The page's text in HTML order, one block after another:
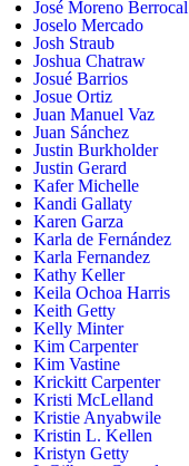
José Moreno Berrocal
Joselo Mercado
Josh Straub
Joshua Chatraw
Josué Barrios
Josue Ortiz
Juan Manuel Vaz
Juan Sánchez
Justin Burkholder
Justin Gerard
Kafer Michelle
Kandi Gallaty
Karen Garza
Karla de Fernández
Karla Fernandez
Kathy Keller
Keila Ochoa Harris
Keith Getty
Kelly Minter
Kim Carpenter
Kim Vastine
Krickitt Carpenter
Kristi McLelland
Kristie Anyabwile
Kristin L. Kellen
Kristyn Getty